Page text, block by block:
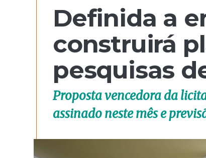
Definida a
construirá
pesquisas
Proposta vencedora da
assinado neste mês e